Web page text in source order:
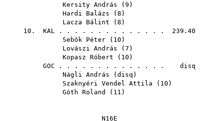
Kersity András ( 9 )
Hardi Balázs ( 8 )
Lacza Bálint ( 8 )
10. KAL . . . . . . . . . . . . . . 239.40
Sebők Péter ( 10 )
Lovászi András ( 7 )
Kopasz Róbert ( 10 )
GOC . . . . . . . . . . . . . . disq
Nágli András ( disq )
Szaknyéri Vendel Attila ( 10 )
Góth Roland
( 11 )
N16E